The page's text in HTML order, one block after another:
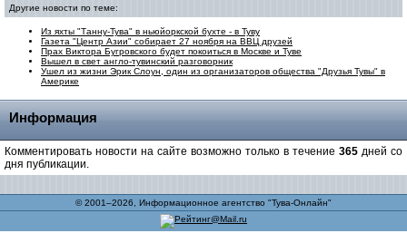
Другие новости по теме:
Из яхты "Танну-Тува" в ньюйоркской бухте - в Туву
Газета "Центр Азии" собирает 27 ноября на ВВЦ друзей
Прах Виктора Бугровского будет покоиться в Москве и Туве
Вышел в свет англо-тувинский разговорник
Ушел из жизни Эрик Слоун, один из организаторов общества "Друзья Тувы" в
Америке
Информация
Комментировать новости на сайте возможно только в течение 365 дней со
дня публикации.
© 2001–2026, Информационное агентство "Тува-Онлайн"